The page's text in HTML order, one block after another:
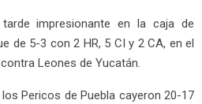
impresionante en la caja de
de 5-3 con 2 HR, 5 CI y 2 CA, en el
Leones de Yucatán.
Pericos de Puebla cayeron 20-17